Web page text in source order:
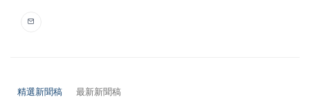
精選新聞稿 最新新聞稿